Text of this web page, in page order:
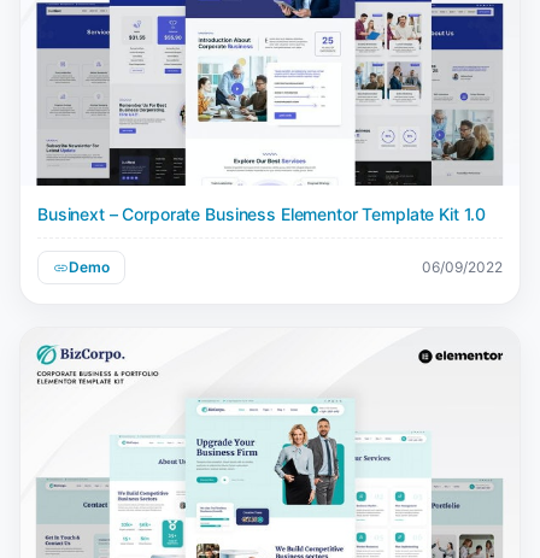
Businext – Corporate Business Elementor Template Kit 1.0
Demo 06/09/2022